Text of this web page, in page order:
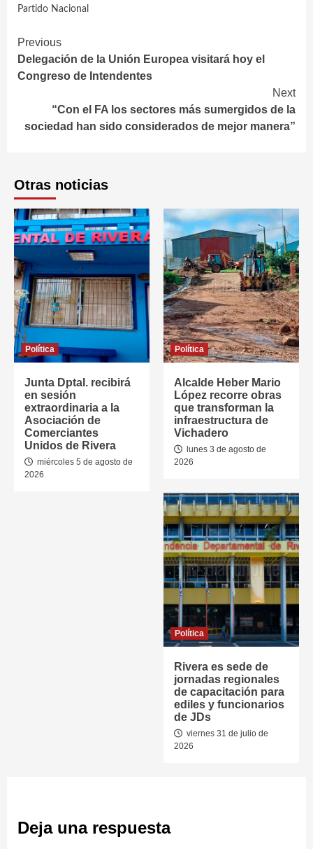
Partido Nacional
Continue
Reading
Previous
Delegación de la Unión Europea visitará hoy el
Congreso de Intendentes
Next
“Con el FA los sectores más sumergidos de la
sociedad han sido considerados de mejor manera”
Otras noticias
Política
Junta Dptal. recibirá
en sesión
extraordinaria a la
Asociación de
Comerciantes
Unidos de Rivera
miércoles 5 de agosto de
2026
Política
Alcalde Heber Mario
López recorre obras
que transforman la
infraestructura de
Vichadero
lunes 3 de agosto de
2026
Política
Rivera es sede de
jornadas regionales
de capacitación para
ediles y funcionarios
de JDs
viernes 31 de julio de
2026
Deja una respuesta